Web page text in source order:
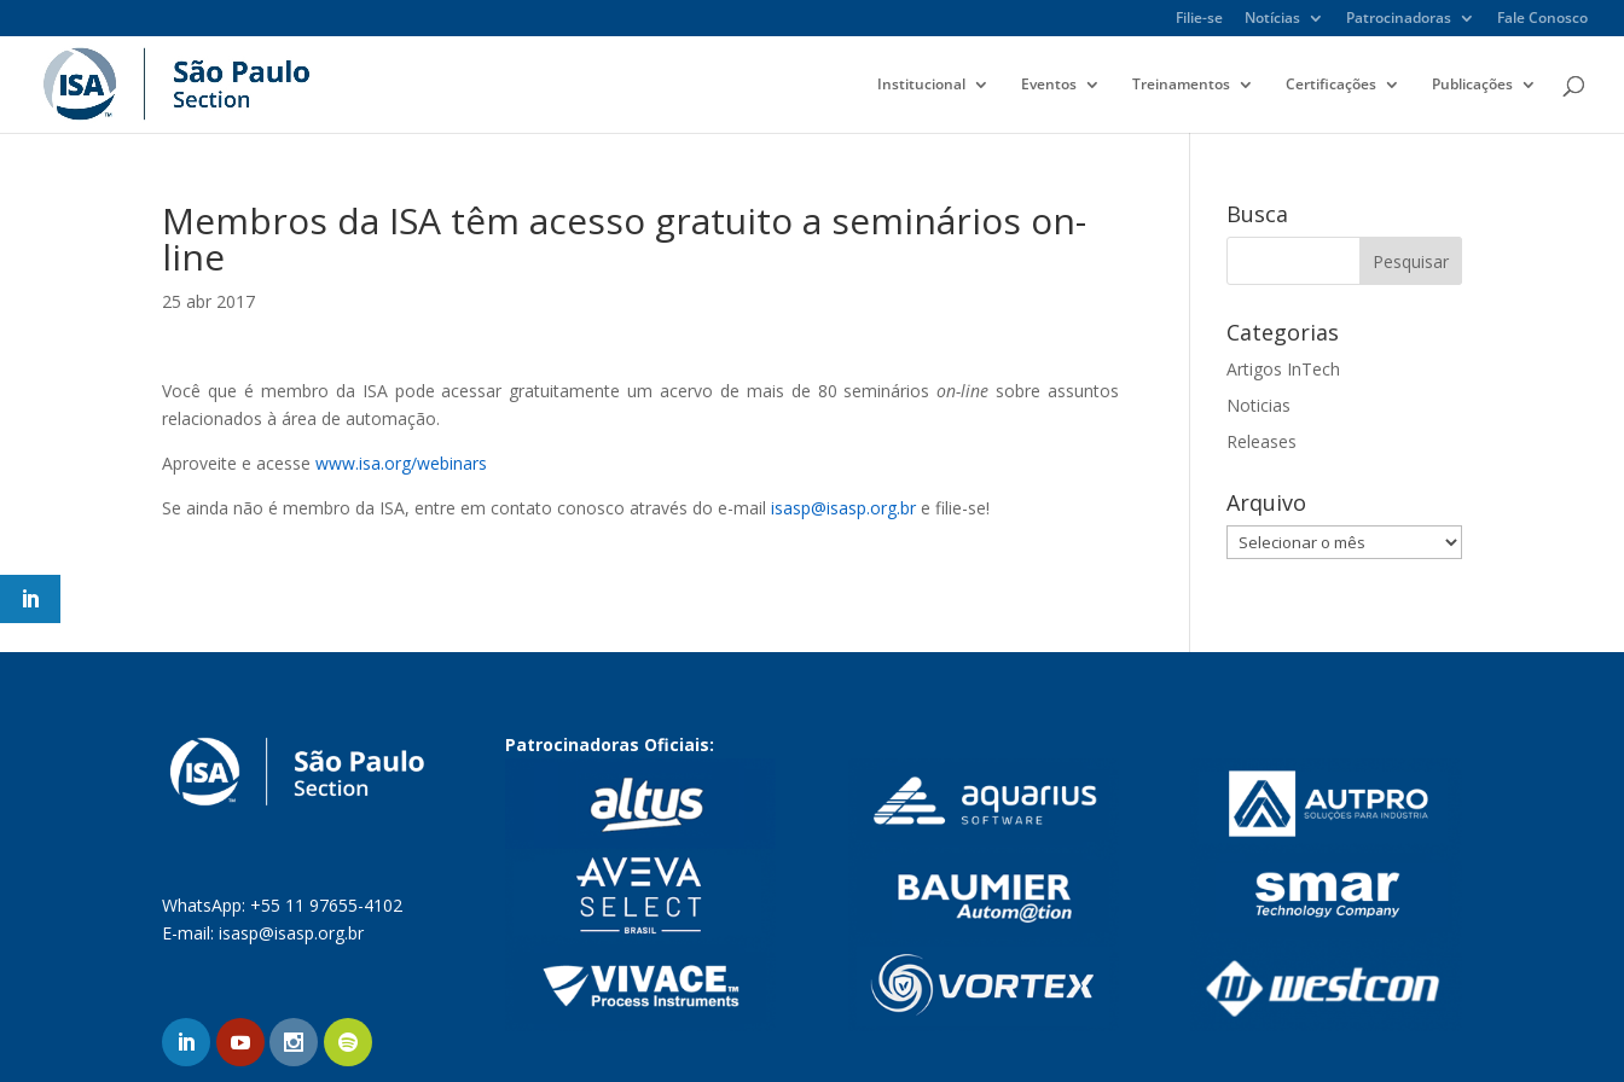
Filie-se Notícias Patrocinadoras Fale Conosco
Institucional Eventos Treinamentos Certificações Publicações
Membros da ISA têm acesso gratuito a seminários on-
line
25 abr 2017
Você que é membro da ISA pode acessar gratuitamente um acervo de mais de 80 seminárioson-line sobre assuntos
relacionados à área de automação.
Aproveite e acessewww.isa.org/webinars
Se ainda não é membro da ISA, entre em contato conosco através do e-mailisasp@isasp.org.bre filie-se!
Busca
Categorias
Artigos InTech
Noticias
Releases
Arquivo
Arquivo
WhatsApp: +55 11 97655-4102
E-mail:isasp@isasp.org.br
Patrocinadoras Oficiais: